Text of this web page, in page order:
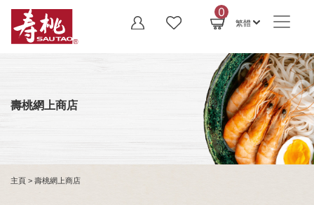
0
繁體
壽桃網上商店
主頁 > 壽桃網上商店